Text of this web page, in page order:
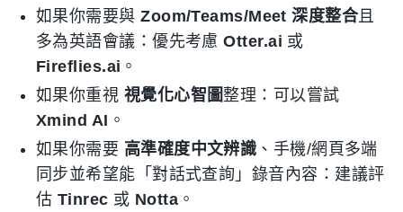
如果你需要與Zoom/Teams/Meet 深度整合且
多為英語會議：優先考慮Otter.ai 或
Fireflies.ai 。
如果你重視 視覺化心智圖整理：可以嘗試
Xmind AI 。
如果你需要 高準確度中文辨識 、手機/網頁多端
同步並希望能「對話式查詢」錄音內容：建議評
估 Tinrec 或 Notta 。